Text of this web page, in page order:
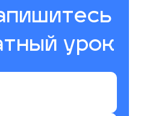
урок